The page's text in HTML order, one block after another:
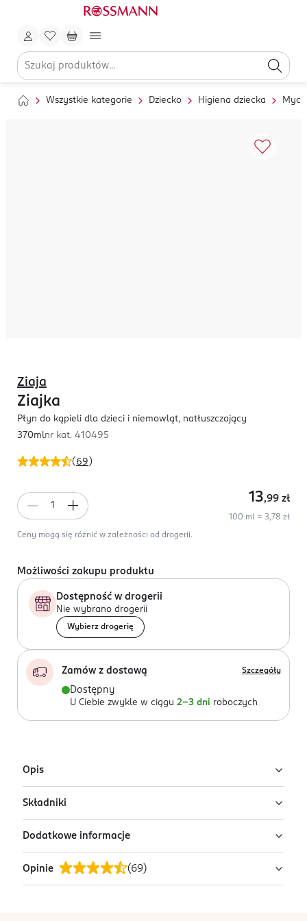
Wszystkie kategorie Dziecko Higiena dziecka
( 69 )
Ziaja
Ziajka
Płyn do kąpieli dla dzieci i niemowląt, natłuszczający
370mlnr kat. 410495
13,99 zł
100 ml = 3,78 zł
Ceny mogą się różnić w zależności od drogerii.
Możliwości zakupu produktu
Dostępność w drogerii
Nie wybrano drogerii
Wybierz drogerię
Zamów z dostawą Szczegóły
Dostępny
U Ciebie zwykle w ciągu 2-3 dni roboczych
Opis
Natłuszczający płyn dla dzieci i niemowląt już od
pierwszego dnia życia.
Działanie
Dokładnie oczyszcza i doskonale pielęgnuje skórę.
Składniki
Ingredients: : PARAFFINUM LIQUIDUM, C12-13 PARETH-3,
TOCOPHERYL ACETATE, PARFUM.
Dodatkowe informacje
PRZYGOTOWANIE I STOSOWANIE
Wlać do wody 1-2 nakrętki płynu i dokładnie
Opinie (69)